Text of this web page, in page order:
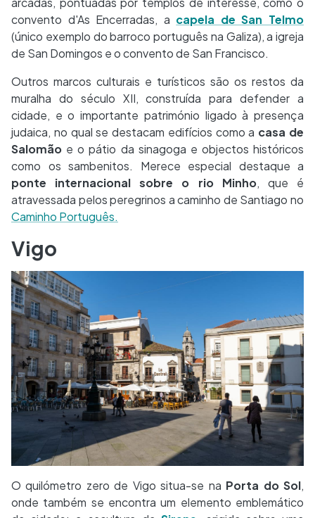
convento d'As Encerradas, a capela de San Telmo
(único exemplo do barroco português na Galiza), a igreja
de San Domingos e o convento de San Francisco.
Outros marcos culturais e turísticos são os restos da
muralha do século XII, construída para defender a
cidade, e o importante património ligado à presença
judaica, no qual se destacam edifícios como a casa de
Salomão e o pátio da sinagoga e objectos históricos
como os sambenitos. Merece especial destaque a
ponte internacional sobre o rio Minho, que é
atravessada pelos peregrinos a caminho de Santiago no
Caminho Português.
Vigo
O quilómetro zero de Vigo situa-se na Porta do Sol,
onde também se encontra um elemento emblemático